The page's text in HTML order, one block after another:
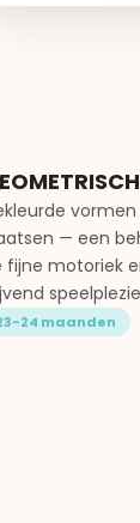
— een
fijne motoriek
24 maanden